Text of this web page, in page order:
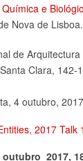
e
Nova de Lisboa.
de
Clara, 142-
4 outubro,
outubro 2017,